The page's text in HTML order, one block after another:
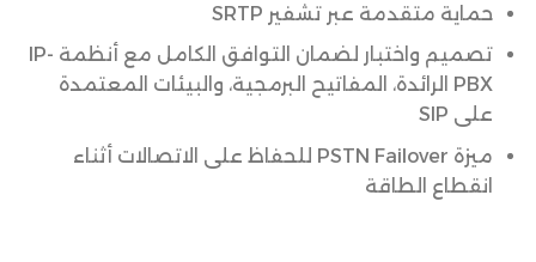
حماية متقدمة عبر تشفير SRTP
تصميم واختبار لضمان التوافق الكامل مع أنظمة IP-
PBX الرائدة، المفاتيح البرمجية، والبيئات المعتمدة
على SIP
ميزة PSTN Failover للحفاظ على الاتصالات أثناء
انقطاع الطاقة